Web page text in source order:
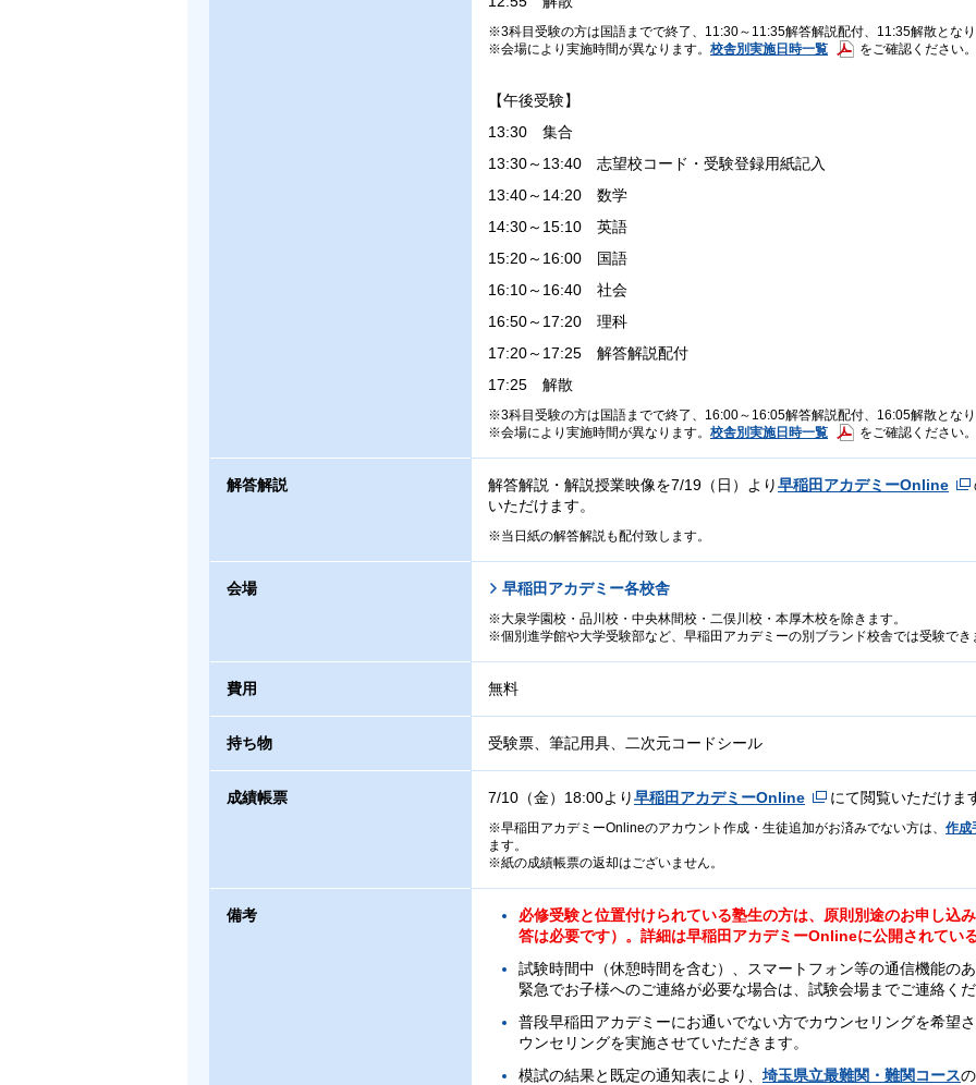
3科目受験の方は国語までで終了、11:30～11:35解答解説配付、11:35解散となり
会場により実施時間が異なります。 校舎別実施日時一覧 をご確認ください。
【午後受験】
13:30 集合
13:30～13:40 志望校コード・受験登録用紙記入
13:40～14:20 数学
14:30～15:10 英語
15:20～16:00 国語
16:10～16:40 社会
16:50～17:20 理科
17:20～17:25 解答解説配付
17:25 解散
3科目受験の方は国語までで終了、16:00～16:05解答解説配付、16:05解散となり
会場により実施時間が異なります。 校舎別実施日時一覧 をご確認ください。
解答解説 解答解説・解説授業映像を7/19（日）より早稲田アカデミーOnline
いただけます。
当日紙の解答解説も配付致します。
会場 早稲田アカデミー各校舎
大泉学園校・品川校・中央林間校・二俣川校・本厚木校を除きます。
個別進学館や大学受験部など、早稲田アカデミーの別ブランド校舎では受験でき
費用 無料
持ち物 受験票、筆記用具、二次元コードシール
成績帳票 7/10（金）18:00より早稲田アカデミーOnline にて閲覧いただけま
早稲田アカデミーOnlineのアカウント作成・生徒追加がお済みでない方は、 作成
ます。
紙の成績帳票の返却はございません。
備考
必修受験と位置付けられている塾生の方は、原則別途のお申し込
答は必要です）。詳細は早稲田アカデミーOnlineに公開されてい
試験時間中（休憩時間を含む）、スマートフォン等の通信機能の
緊急でお子様へのご連絡が必要な場合は、試験会場までご連絡くだ
普段早稲田アカデミーにお通いでない方でカウンセリングを希望
ウンセリングを実施させていただきます。
模試の結果と既定の通知表により、 埼玉県立最難関・難関コース